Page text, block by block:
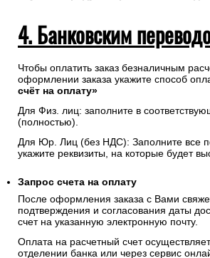
4. Банковским
Чтобы оплатить заказ безналичным
оформлении заказа укажите способ
счёт на оплату»
Для Физ. лиц: заполните в
(полностью).
Для Юр. Лиц (без НДС): Заполните все
укажите реквизиты, на которые будет
Запрос счета на оплату
После оформления заказа с Вами
подтверждения и согласования даты
счет на указанную электронную почту.
Оплата на расчетный счет
отделении банка или через сервис